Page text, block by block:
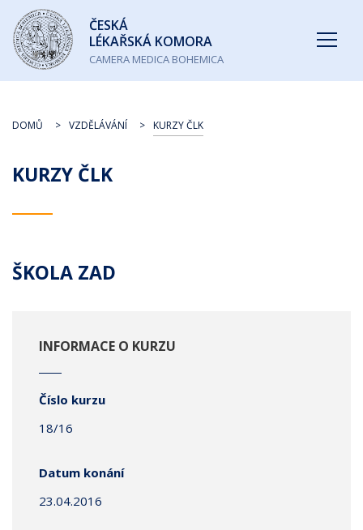
Česká
lékařská
komora
ČESKÁ
LÉKAŘSKÁ KOMORA
CAMERA MEDICA BOHEMICA
KURZY ČLK
DOMŮ VZDĚLÁVÁNÍ KURZY ČLK
ŠKOLA ZAD
INFORMACE O KURZU
Číslo kurzu
18/16
Datum konání
23.04.2016